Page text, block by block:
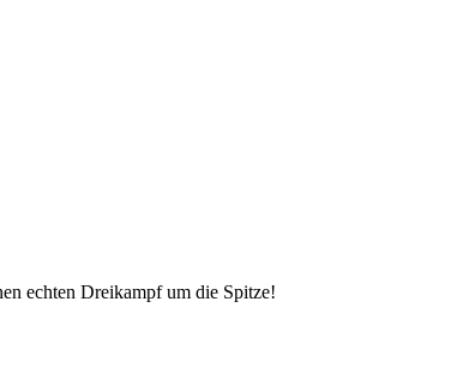
echten Dreikampf um die Spitze!